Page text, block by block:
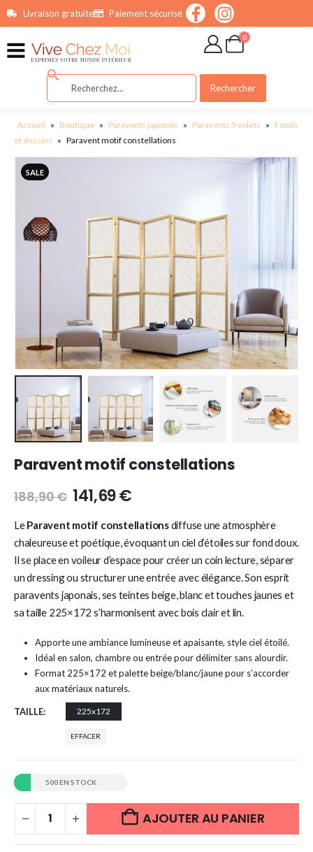
principalLivraison gratuite Paiement sécurisé
0
Rechercher
Accueil » Boutique » Paravents japonais » Paravents 5 volets » Fonds
et dessins » Paravent motif constellations
SALE
Paravent motif constellations
188,90€ 141,69€
LeParavent motif constellationsdiffuse une atmosphère
chaleureuse et poétique, évoquant un ciel d’étoiles sur fond doux.
Il se place en voileur d’espace pour créer un coin lecture, séparer
un dressing ou structurer une entrée avec élégance. Son esprit
paravents japonais, ses teintes beige, blanc et touches jaunes et
sa taille 225×172 s’harmonisent avec bois clair et lin.
Apporte une ambiance lumineuse et apaisante, style ciel étoilé.
Idéal en salon, chambre ou entrée pour délimiter sans alourdir.
Format 225×172 et palette beige/blanc/jaune pour s’accorder
aux matériaux naturels.
TAILLE 225x172
EFFACER
500 EN STOCK
AJOUTER AU PANIER